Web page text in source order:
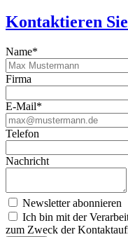
Kontaktieren
Name*
Firma
E-Mail*
Telefon
Nachricht
Newsletter abonnieren
Ich bin mit der
zum Zweck der